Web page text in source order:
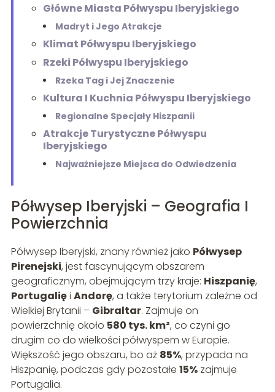
Główne Miasta Półwyspu Iberyjskiego
Madryt i Jego Atrakcje
Klimat Półwyspu Iberyjskiego
Rzeki Półwyspu Iberyjskiego
Rzeka Tag i Jej Znaczenie
Kultura I Kuchnia Półwyspu Iberyjskiego
Regionalne Specjały Hiszpanii
Atrakcje Turystyczne Półwyspu
Iberyjskiego
Najważniejsze Miejsca do Odwiedzenia
Półwysep Iberyjski – Geografia I
Powierzchnia
Półwysep Iberyjski, znany również jako Półwysep
Pirenejski, jest fascynującym obszarem
geograficznym, obejmującym trzy kraje: Hiszpanię,
Portugalięi Andorę, a także terytorium zależne od
Wielkiej Brytanii – Gibraltar. Zajmuje on
powierzchnię około 580 tys. km², co czyni go
drugim co do wielkości półwyspem w Europie.
Większość jego obszaru, bo aż 85%, przypada na
Hiszpanię, podczas gdy pozostałe 15%zajmuje
Portugalia.